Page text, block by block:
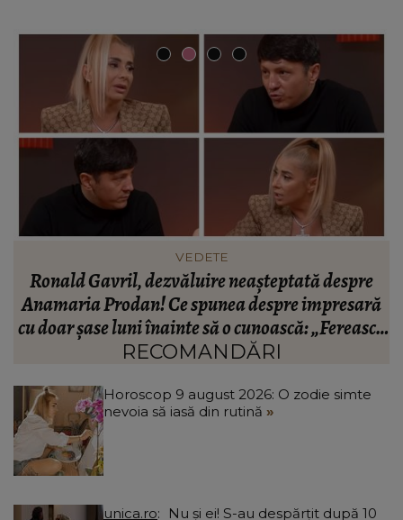
INFORMATIILE ZILEI
BREAKING! Lionel Messi este în doliu! Tatăl
fotbalistului s-a stins din viață!
RECOMANDĂRI
Horoscop 9 august 2026: O zodie simte
nevoia să iasă din rutină
unica.ro